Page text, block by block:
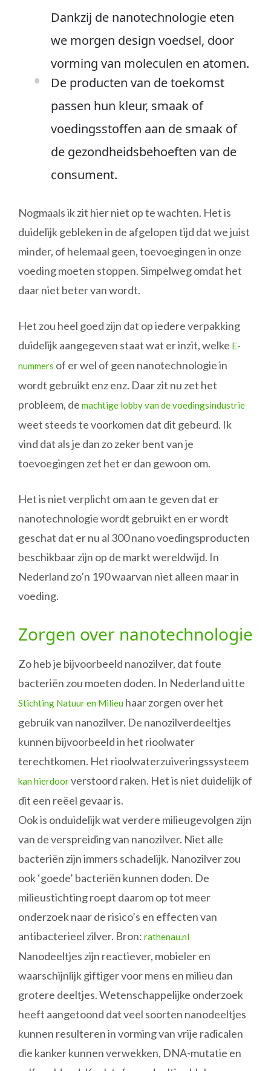
Dankzij de nanotechnologie eten
we morgen design voedsel, door
vorming van moleculen en atomen.
De producten van de toekomst
passen hun kleur, smaak of
voedingsstoffen aan de smaak of
de gezondheidsbehoeften van de
consument.
Nogmaals ik zit hier niet op te wachten. Het is
duidelijk gebleken in de afgelopen tijd dat we juist
minder, of helemaal geen, toevoegingen in onze
voeding moeten stoppen. Simpelweg omdat het
daar niet beter van wordt.
Het zou heel goed zijn dat op iedere verpakking
duidelijk aangegeven staat wat er inzit, welke E-
nummers of er wel of geen nanotechnologie in
wordt gebruikt enz enz. Daar zit nu zet het
probleem, de machtige lobby van de voedingsindustrie
weet steeds te voorkomen dat dit gebeurd. Ik
vind dat als je dan zo zeker bent van je
toevoegingen zet het er dan gewoon om.
Het is niet verplicht om aan te geven dat er
nanotechnologie wordt gebruikt en er wordt
geschat dat er nu al 300 nano voedingsproducten
beschikbaar zijn op de markt wereldwijd. In
Nederland zo’n 190 waarvan niet alleen maar in
voeding.
Zorgen over nanotechnologie
Zo heb je bijvoorbeeld nanozilver, dat foute
bacteriën zou moeten doden. In Nederland uitte
Stichting Natuur en Milieu haar zorgen over het
gebruik van nanozilver. De nanozilverdeeltjes
kunnen bijvoorbeeld in het rioolwater
terechtkomen. Het rioolwaterzuiveringssysteem
kan hierdoorverstoord raken. Het is niet duidelijk of
dit een reëel gevaar is.
Ook is onduidelijk wat verdere milieugevolgen zijn
van de verspreiding van nanozilver. Niet alle
bacteriën zijn immers schadelijk. Nanozilver zou
ook ‘goede’ bacteriën kunnen doden. De
milieustichting roept daarom op tot meer
onderzoek naar de risico’s en effecten van
antibacterieel zilver. Bron: rathenau.nl
Nanodeeltjes zijn reactiever, mobieler en
waarschijnlijk giftiger voor mens en milieu dan
grotere deeltjes. Wetenschappelijke onderzoek
heeft aangetoond dat veel soorten nanodeeltjes
kunnen resulteren in vorming van vrije radicalen
die kanker kunnen verwekken, DNA-mutatie en